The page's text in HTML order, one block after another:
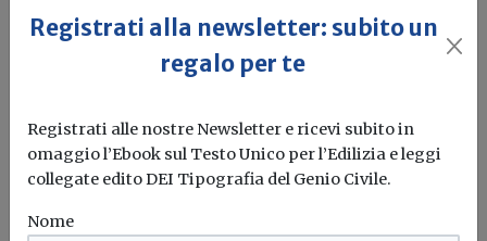
Redazione Build News
italiano della nuova divisione
LG Electronics
Registrati alla newsletter: subito un
regalo per te
Registrati alle nostre Newsletter e ricevi subito in
omaggio l’Ebook sul Testo Unico per l’Edilizia e leggi
collegate edito DEI Tipografia del Genio Civile.
Nome